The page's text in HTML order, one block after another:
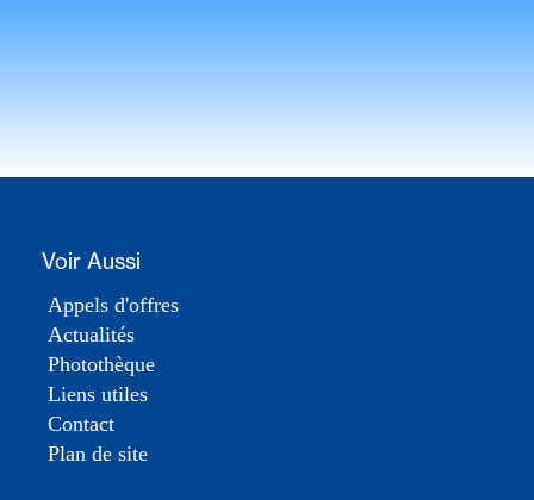
Voir Aussi
Appels d'offres
Actualités
Photothèque
Liens utiles
Contact
Plan de site